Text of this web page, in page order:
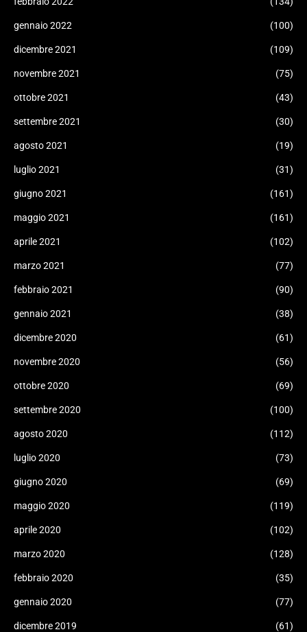
gennaio 2022 (100)
dicembre 2021 (109)
novembre 2021 (75)
ottobre 2021 (43)
settembre 2021 (30)
agosto 2021 (19)
luglio 2021 (31)
giugno 2021 (161)
maggio 2021 (161)
aprile 2021 (102)
marzo 2021 (77)
febbraio 2021 (90)
gennaio 2021 (38)
dicembre 2020 (61)
novembre 2020 (56)
ottobre 2020 (69)
settembre 2020 (100)
agosto 2020 (112)
luglio 2020 (73)
giugno 2020 (69)
maggio 2020 (119)
aprile 2020 (102)
marzo 2020 (128)
febbraio 2020 (35)
gennaio 2020 (77)
dicembre 2019 (61)